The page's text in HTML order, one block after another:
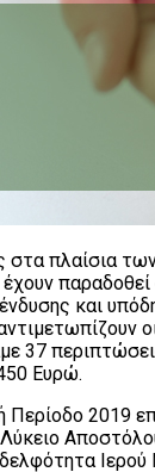
στα πλαίσια
και
37
Ευρώ.
Περίοδο 2019
Ιερού